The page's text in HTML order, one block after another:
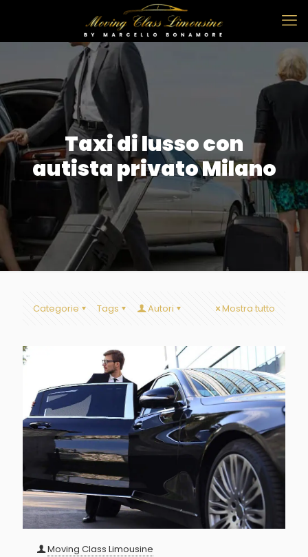
Taxi di lusso con
autista privato Milano
Categorie Tags Autori Mostra tutto
Moving Class Limousine